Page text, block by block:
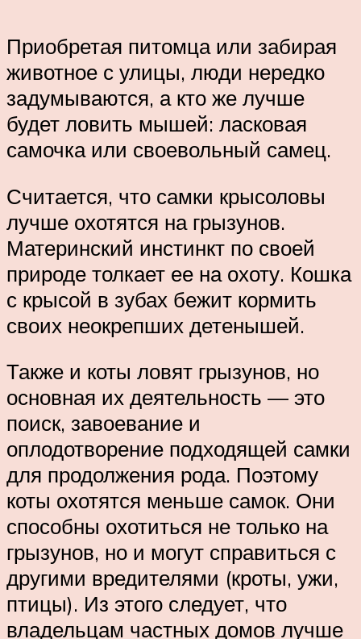
Приобретая питомца или забирая
животное с улицы, люди нередко
задумываются, а кто же лучше
будет ловить мышей: ласковая
самочка или своевольный самец.
Считается, что самки крысоловы
лучше охотятся на грызунов.
Материнский инстинкт по своей
природе толкает ее на охоту. Кошка
с крысой в зубах бежит кормить
своих неокрепших детенышей.
Также и коты ловят грызунов, но
основная их деятельность — это
поиск, завоевание и
оплодотворение подходящей самки
для продолжения рода. Поэтому
коты охотятся меньше самок. Они
способны охотиться не только на
грызунов, но и могут справиться с
другими вредителями (кроты, ужи,
птицы). Из этого следует, что
владельцам частных домов лучше